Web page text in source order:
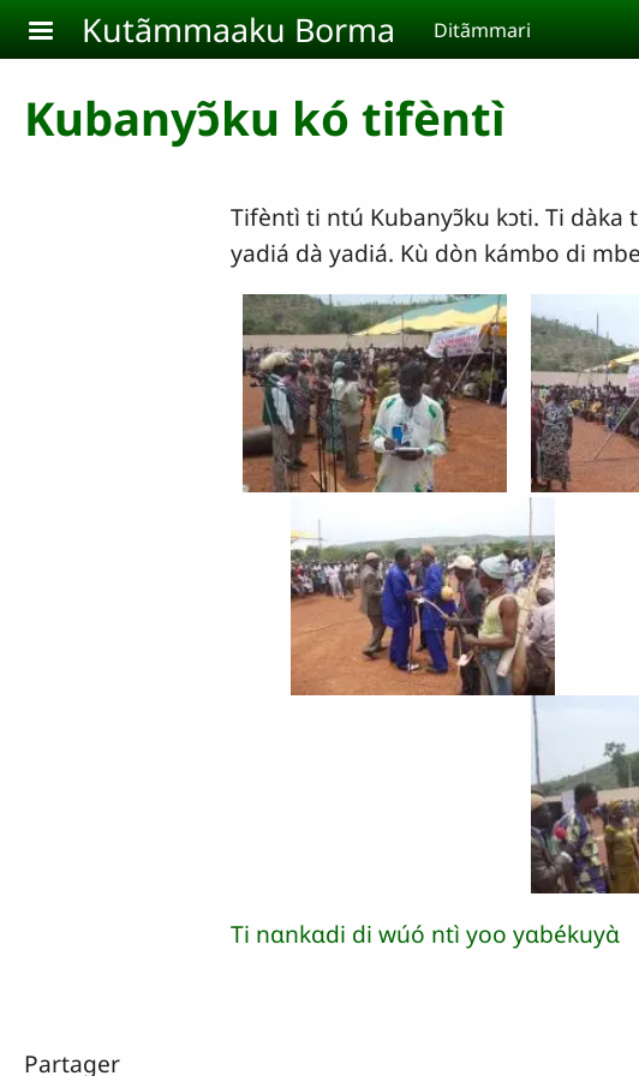
Aller au contenu principal
Kutãmmaaku Borma Ditãmmari
Kubanyɔ̃ku kó tifèntì
Tifèntì ti ntú Kubanyɔ̃ku kɔti. Ti dàka
yadiá dà yadiá. Kù dòn kámbo di
Ti nɑnkɑdi di wúó ntì yoo yɑbékuyɑ̀
Partager